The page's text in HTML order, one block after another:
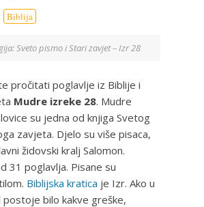
Biblija
Sveto pismo i Stari zavjet – Izr 28
pročitati poglavlje iz Biblije i
Mudre izreke 28. Mudre
su jedna od knjiga Svetog
zavjeta. Djelo su više pisaca,
židovski kralj Salomon.
31 poglavlja. Pisane su
Biblijska kratica je Izr. Ako u
bilo kakve greške,